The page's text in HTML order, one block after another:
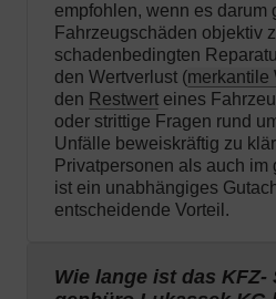
empfohlen, wenn es darum
Fahrzeugschäden objektiv
schadenbedingten
den Wertverlust (merkantile
den Restwert eines
oder strittige Fragen rund
Unfälle beweiskräftig zu
Privatpersonen als auch im
ist ein unabhängiges
entscheidende Vorteil.
Wie lange ist das